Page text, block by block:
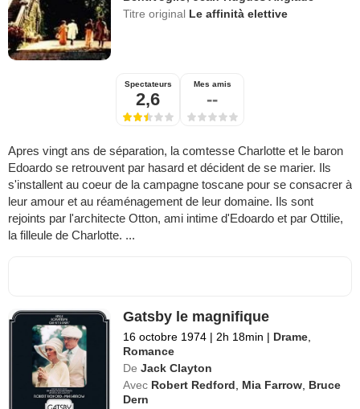
Titre original Le affinità elettive
Spectateurs
2,6
Mes amis
--
Apres vingt ans de séparation, la comtesse Charlotte et le baron
Edoardo se retrouvent par hasard et décident de se marier. Ils
s'installent au coeur de la campagne toscane pour se consacrer à
leur amour et au réaménagement de leur domaine. Ils sont
rejoints par l'architecte Otton, ami intime d'Edoardo et par Ottilie,
la filleule de Charlotte. ...
Gatsby le magnifique
16 octobre 1974 | 2h 18min | Drame,
Romance
De Jack Clayton
Avec Robert Redford, Mia Farrow, Bruce
Dern